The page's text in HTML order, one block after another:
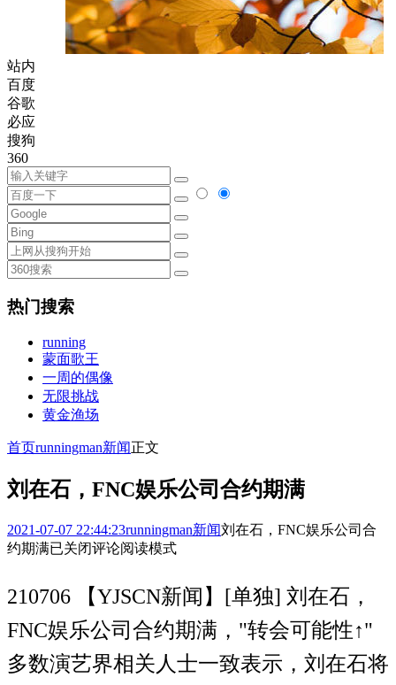
站内
百度
谷歌
必应
搜狗
360
热门搜索
running
蒙面歌王
一周的偶像
无限挑战
黄金渔场
首页runningman新闻正文
刘在石，FNC娱乐公司合约期满
2021-07-07 22:44:23runningman新闻刘在石，FNC娱乐公司合
约期满已关闭评论阅读模式
210706 【YJSCN新闻】[单独] 刘在石，
FNC娱乐公司合约期满，"转会可能性↑"
多数演艺界相关人士一致表示，刘在石将